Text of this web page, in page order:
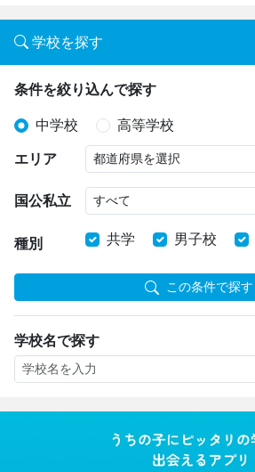
学校を探す
条件を絞り込んで探す
中学校 高等学校
エリア
国公私立
種別 共学 男子校
この条件で探す
学校名で探す